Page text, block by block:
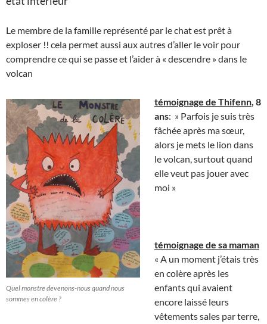
Le membre de la famille représenté par le chat est prêt à
exploser !! cela permet aussi aux autres d’aller le voir pour
comprendre ce qui se passe et l’aider à « descendre » dans le
volcan
Quel monstre devenons-nous quand nous
sommes en colère ?
témoignage de Thifenn, 8
ans: » Parfois je suis très
fâchée après ma sœur,
alors je mets le lion dans
le volcan, surtout quand
elle veut pas jouer avec
moi »
témoignage de sa maman
« A un moment j’étais très
en colère après les
enfants qui avaient
encore laissé leurs
vêtements sales par terre,